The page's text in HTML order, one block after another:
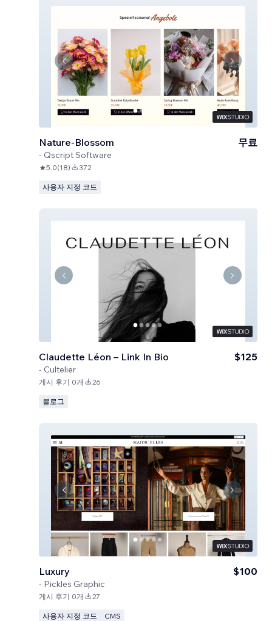
Nature-Blossom
- Qscript Software
무료
5.0(18) 372
사용자 지정 코드
Claudette Léon – Link In Bio
- Cultelier
$125
게시 후기 0개 26
블로그
Luxury
- Pickles Graphic
$100
게시 후기 0개 27
사용자 지정 코드 CMS